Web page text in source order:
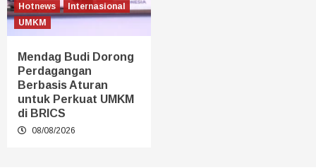
Hotnews
Internasional
UMKM
Mendag Budi Dorong
Perdagangan
Berbasis Aturan
untuk Perkuat UMKM
di BRICS
08/08/2026